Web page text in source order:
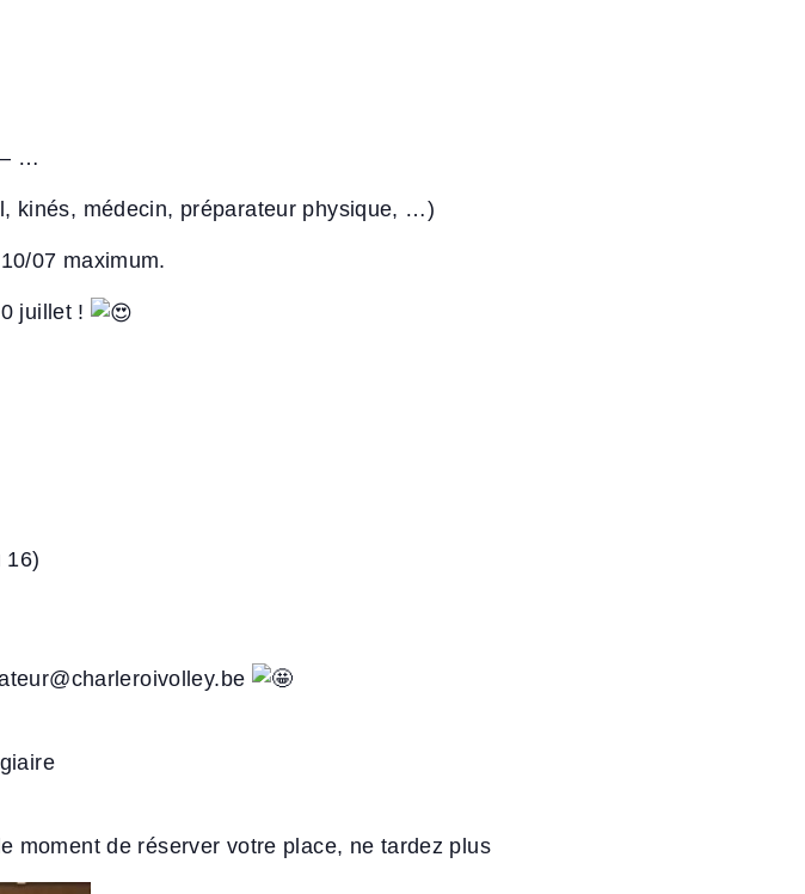
– …
kinés, médecin, préparateur physique, …)
07 maximum.
juillet !
16)
moment de réserver votre place, ne tardez plus